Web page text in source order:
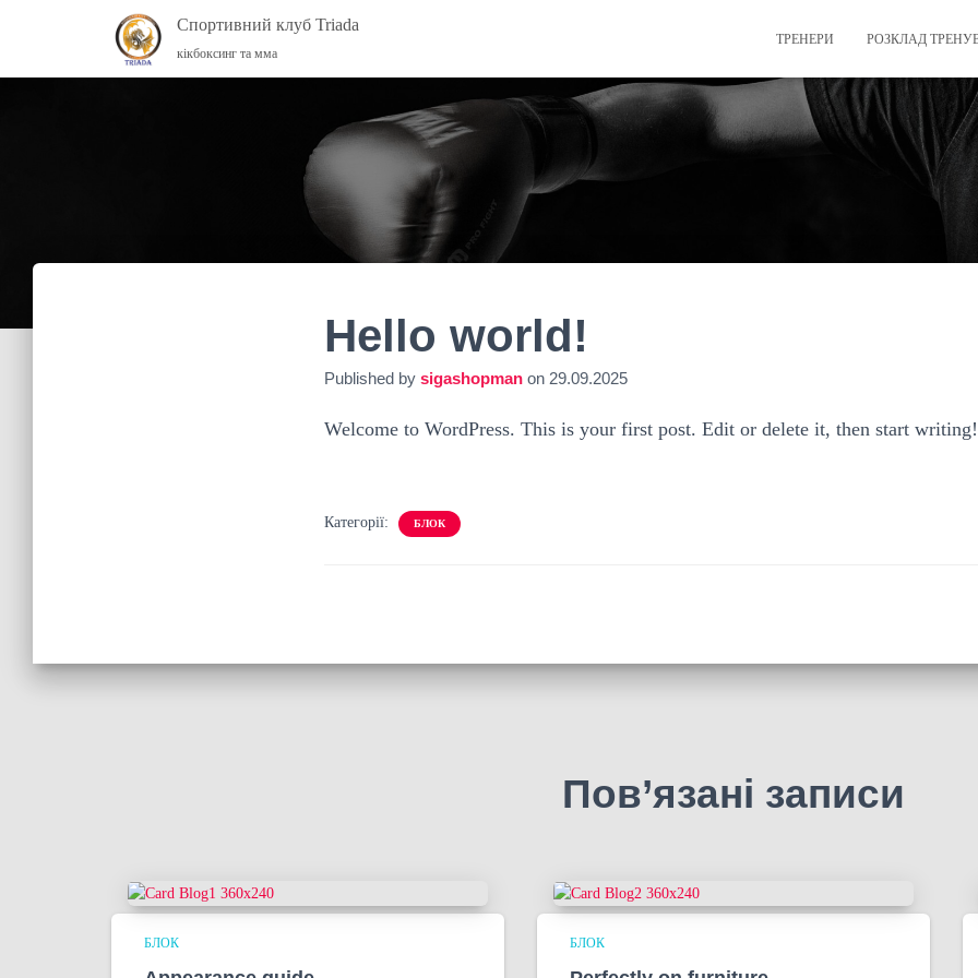
Спортивний клуб Triada
кікбоксинг та мма
ТРЕНЕРИ РОЗКЛАД
Hello world!
Published by sigashopman on 29.09.2025
Welcome to WordPress. This is your first post. Edit or delete it, then start writing!
Категорії: БЛОК
Пов’язані записи
БЛОК БЛОК